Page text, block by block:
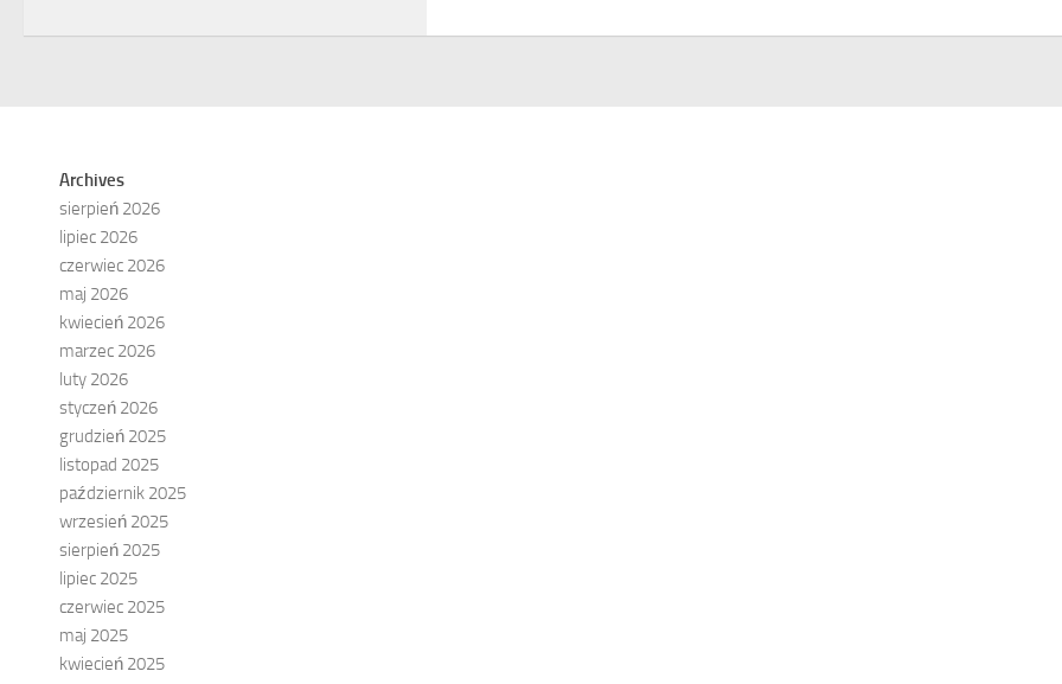
Archives
sierpień 2026
lipiec 2026
czerwiec 2026
maj 2026
kwiecień 2026
marzec 2026
luty 2026
styczeń 2026
grudzień 2025
listopad 2025
październik 2025
wrzesień 2025
sierpień 2025
lipiec 2025
czerwiec 2025
maj 2025
kwiecień 2025